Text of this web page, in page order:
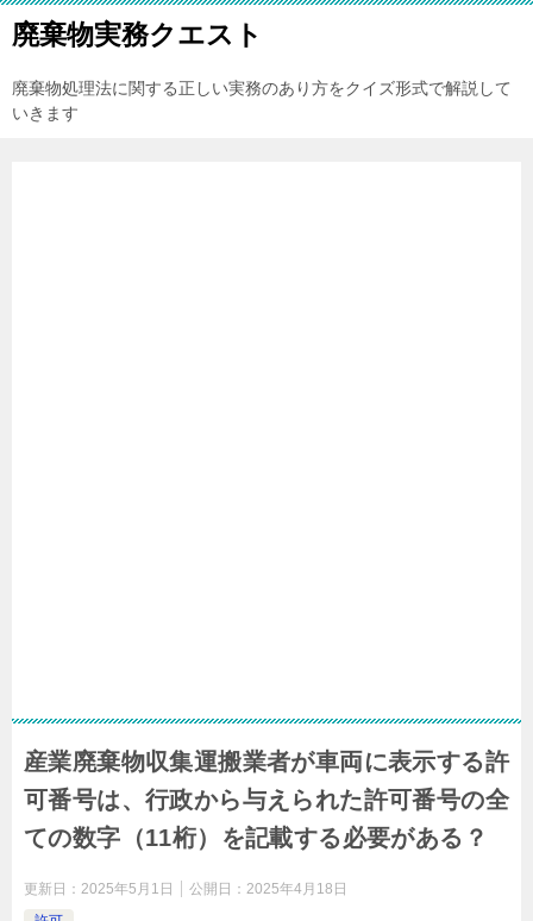
廃棄物実務クエスト
廃棄物処理法に関する正しい実務のあり方をクイズ形式で解説して
いきます
産業廃棄物収集運搬業者が車両に表示する許
可番号は、行政から与えられた許可番号の全
ての数字（11桁）を記載する必要がある？
更新日： 2025年5月1日 公開日： 2025年4月18日